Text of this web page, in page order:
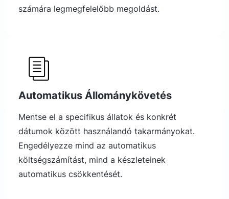
számára legmegfelelőbb megoldást.
Automatikus Állománykövetés
Mentse el a specifikus állatok és konkrét
dátumok között használandó takarmányokat.
Engedélyezze mind az automatikus
költségszámítást, mind a készleteinek
automatikus csökkentését.